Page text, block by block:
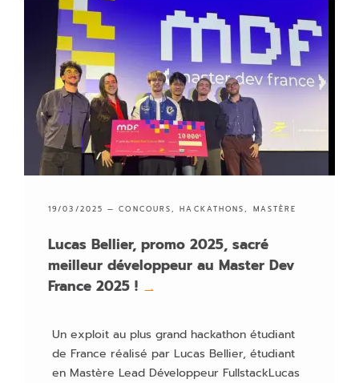
19/03/2025 —CONCOURS,HACKATHONS, MASTÈRE
Lucas Bellier, promo 2025, sacré
meilleur développeur au Master Dev
France 2025 ! →
Un exploit au plus grand hackathon étudiant
de France réalisé par Lucas Bellier, étudiant
en Mastère Lead Développeur FullstackLucas